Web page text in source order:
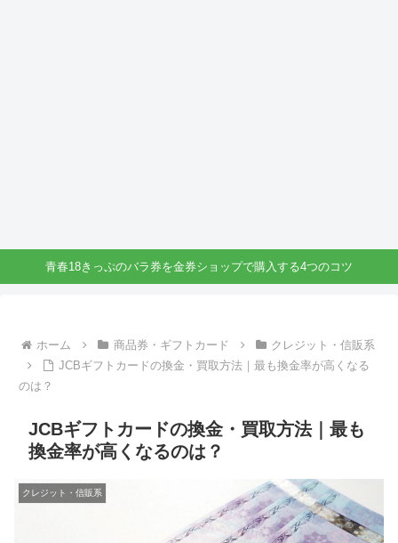
青春18きっぷのバラ券を金券ショップで購入する4つのコツ
ホーム 商品券・ギフトカード
クレジット・信販系
JCBギフトカードの換金・買取方法｜最も換金率が高くなる
のは？
JCBギフトカードの換金・買取方法｜最も
換金率が高くなるのは？
クレジット・信販系